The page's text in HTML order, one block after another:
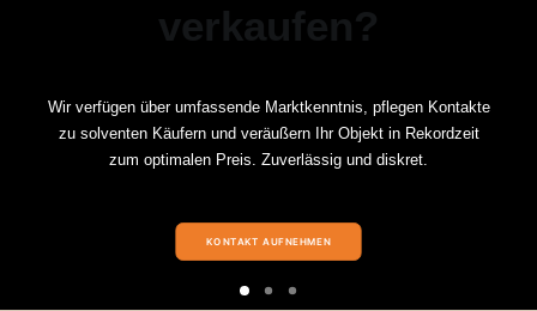
verkaufen?
Wir verfügen über umfassende Marktkenntnis, pflegen Kontakte
zu solventen Käufern und veräußern Ihr Objekt in Rekordzeit
zum optimalen Preis. Zuverlässig und diskret.
KONTAKT AUFNEHMEN